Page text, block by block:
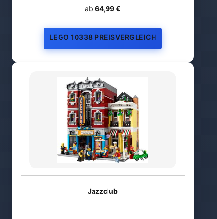
ab 64,99 €
LEGO 10338 PREISVERGLEICH
Jazzclub